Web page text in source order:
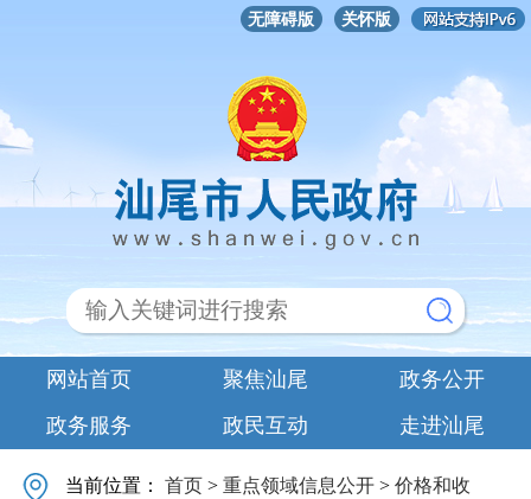
无障碍版 关怀版
网站首页 聚焦汕尾
政务公开
政务服务
政民互动 走进汕尾
当前位置：首页 >重点领域信息公开 >价格和收